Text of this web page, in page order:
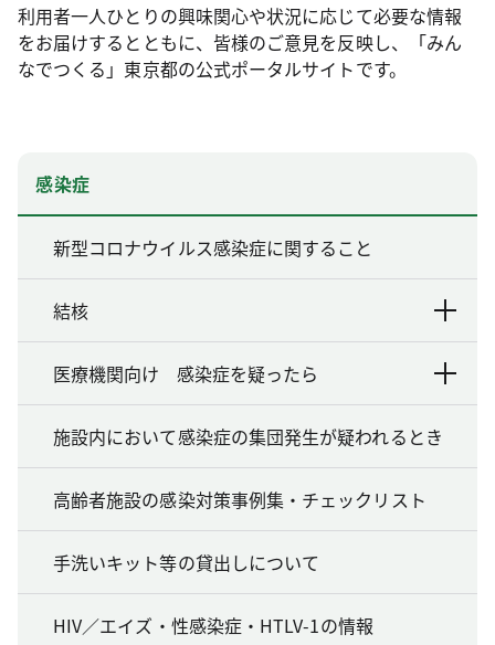
利用者一人ひとりの興味関心や状況に応じて必要な情報
をお届けするとともに、皆様のご意見を反映し、「みん
なでつくる」東京都の公式ポータルサイトです。
感染症
新型コロナウイルス感染症に関すること
結核
医療機関向け 感染症を疑ったら
施設内において感染症の集団発生が疑われるとき
高齢者施設の感染対策事例集・チェックリスト
手洗いキット等の貸出しについて
HIV／エイズ・性感染症・HTLV-1の情報